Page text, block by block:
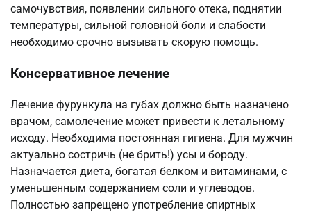
самочувствия, появлении сильного отека, поднятии
температуры, сильной головной боли и слабости
необходимо срочно вызывать скорую помощь.
Консервативное лечение
Лечение фурункула на губах должно быть назначено
врачом, самолечение может привести к летальному
исходу. Необходима постоянная гигиена. Для мужчин
актуально состричь (не брить!) усы и бороду.
Назначается диета, богатая белком и витаминами, с
уменьшенным содержанием соли и углеводов.
Полностью запрещено употребление спиртных